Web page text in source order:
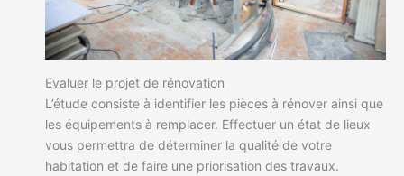
Evaluer le projet de rénovation
L’étude consiste à identifier les pièces à rénover ainsi que
les équipements à remplacer. Effectuer un état de lieux
vous permettra de déterminer la qualité de votre
habitation et de faire une priorisation des travaux.